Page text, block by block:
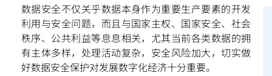
数据安全不仅关乎数据本身作为重要生产要素的开发
利用与安全问题，而且与国家主权、国家安全、社会
秩序、公共利益等息息相关，尤其当前各类数据的拥
有主体多样，处理活动复杂，安全风险加大，切实做
好数据安全保护对发展数字化经济十分重要。
微信 微博 小红书